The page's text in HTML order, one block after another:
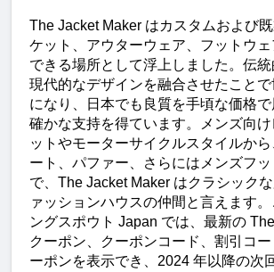
The Jacket Maker はカスタムおよび
ケット、アウターウェア、フットウ
できる場所として浮上しました。伝統
現代的なデザインを融合させたこと
になり、日本でも良質を手頃な価格
確かな支持を得ています。メンズ向
ットやモーターサイクルスタイルか
ート、パファー、さらにはメンズフッ
で、The Jacket Maker はクラシック
ァッションハウスの仲間と言えます
ングスポウト Japan では、最新の
クーポン、クーポンコード、割引コ
ーポンを表示でき、2024 年以降の次